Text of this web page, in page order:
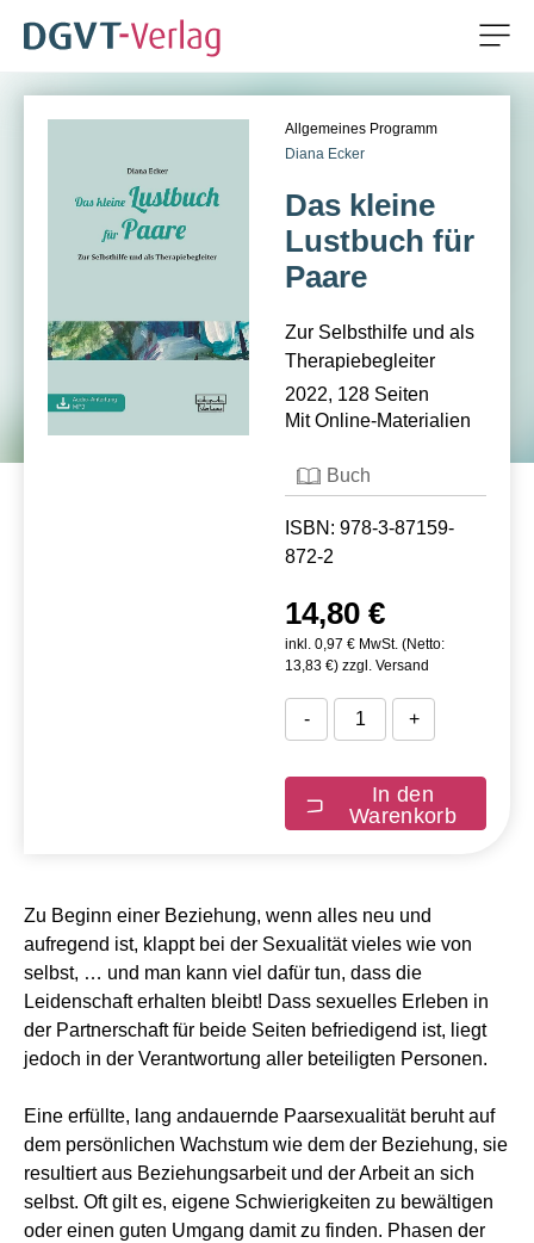
Allgemeines Programm
Diana Ecker
Das kleine
Lustbuch für
Paare
Zur Selbsthilfe und als
Therapiebegleiter
2022, 128 Seiten
Mit Online-Materialien
Buch
ISBN: 978-3-87159-
872-2
14,80 €
inkl. 0,97 € MwSt. (Netto:
13,83 €) zzgl. Versand
- +
In den
Warenkorb
Zu Beginn einer Beziehung, wenn alles neu und
aufregend ist, klappt bei der Sexualität vieles wie von
selbst, … und man kann viel dafür tun, dass die
Leidenschaft erhalten bleibt! Dass sexuelles Erleben in
der Partnerschaft für beide Seiten befriedigend ist, liegt
jedoch in der Verantwortung aller beteiligten Personen.
Eine erfüllte, lang andauernde Paarsexualität beruht auf
dem persönlichen Wachstum wie dem der Beziehung, sie
resultiert aus Beziehungsarbeit und der Arbeit an sich
selbst. Oft gilt es, eigene Schwierigkeiten zu bewältigen
oder einen guten Umgang damit zu finden. Phasen der